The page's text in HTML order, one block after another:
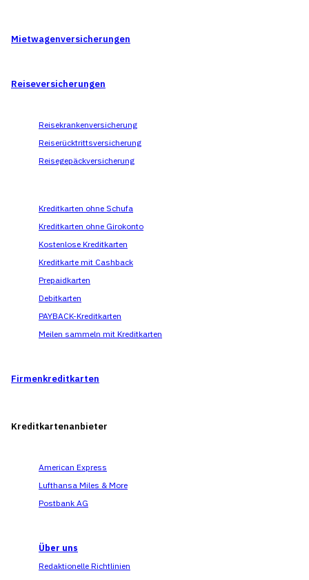
Mietwagen­versicherungen
Reise­versicherungen
Reisekrankenversicherung
Reiserücktrittsversicherung
Reisegepäckversicherung
Kreditkarten ohne Schufa
Kreditkarten ohne Girokonto
Kostenlose Kreditkarten
Kreditkarte mit Cashback
Prepaidkarten
Debitkarten
PAYBACK-Kreditkarten
Meilen sammeln mit Kreditkarten
Firmenkreditkarten
Kreditkarten­­anbieter
American Express
Lufthansa Miles & More
Postbank AG
Über uns
Redaktionelle Richtlinien